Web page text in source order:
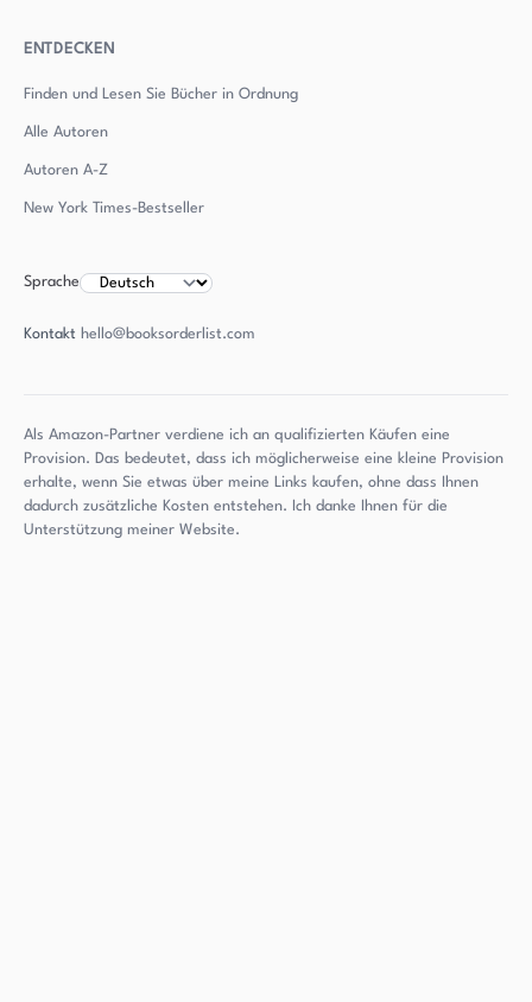
ENTDECKEN
Finden und Lesen Sie Bücher in Ordnung
Alle Autoren
Autoren A-Z
New York Times-Bestseller
Sprache
Kontakt hello@booksorderlist.com
Als Amazon-Partner verdiene ich an qualifizierten Käufen eine
Provision. Das bedeutet, dass ich möglicherweise eine kleine Provision
erhalte, wenn Sie etwas über meine Links kaufen, ohne dass Ihnen
dadurch zusätzliche Kosten entstehen. Ich danke Ihnen für die
Unterstützung meiner Website.